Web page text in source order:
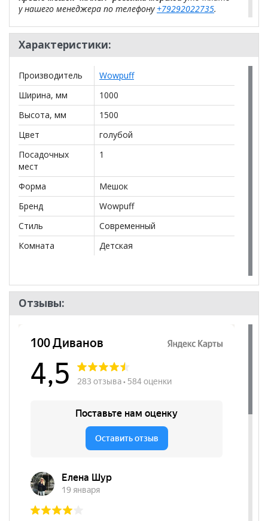
у нашего менеджера по телефону +79292022735.
**Цены на официальном сайте100диванов.com
действительны только для интернет-магазина
могут отличаться от цен в розничных магазинах-
Характеристики:
Производитель
Wowpuff
Ширина, мм
1000
Высота, мм
1500
Цвет
голубой
Посадочных
мест
1
Форма
Мешок
Бренд
Wowpuff
Стиль
Современный
Комната
Детская
Отзывы: